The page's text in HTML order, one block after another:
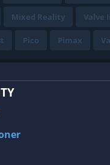
Mixed Reality Valve
Pico Pimax